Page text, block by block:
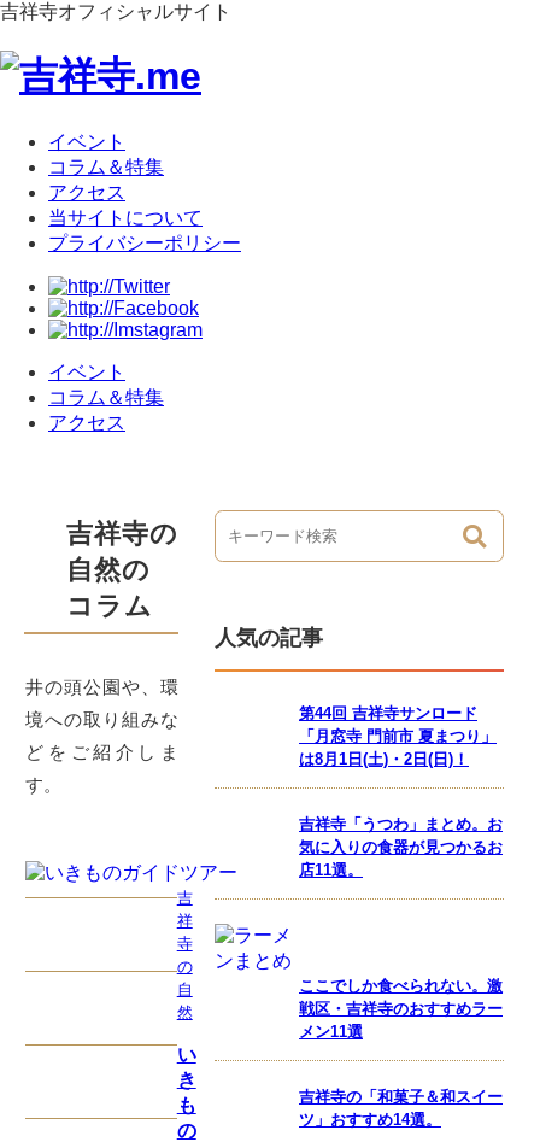
吉祥寺オフィシャルサイト
イベント
コラム＆特集
アクセス
当サイトについて
プライバシーポリシー
イベント
コラム＆特集
アクセス
吉祥寺の
自然の
コラム
井の頭公園や、環
境への取り組みな
どをご紹介しま
す。
吉
祥
寺
の
自
然
い
き
も
の
人気の記事
第44回 吉祥寺サンロード
「月窓寺 門前市 夏まつり」
は8月1日(土)・2日(日)！
吉祥寺「うつわ」まとめ。お
気に入りの食器が見つかるお
店11選。
ここでしか食べられない。激
戦区・吉祥寺のおすすめラー
メン11選
吉祥寺の「和菓子＆和スイー
ツ」おすすめ14選。